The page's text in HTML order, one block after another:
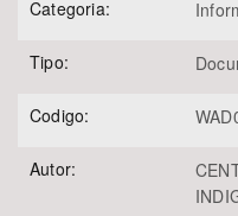
Categoria:
Tipo:
Codigo:
Autor: